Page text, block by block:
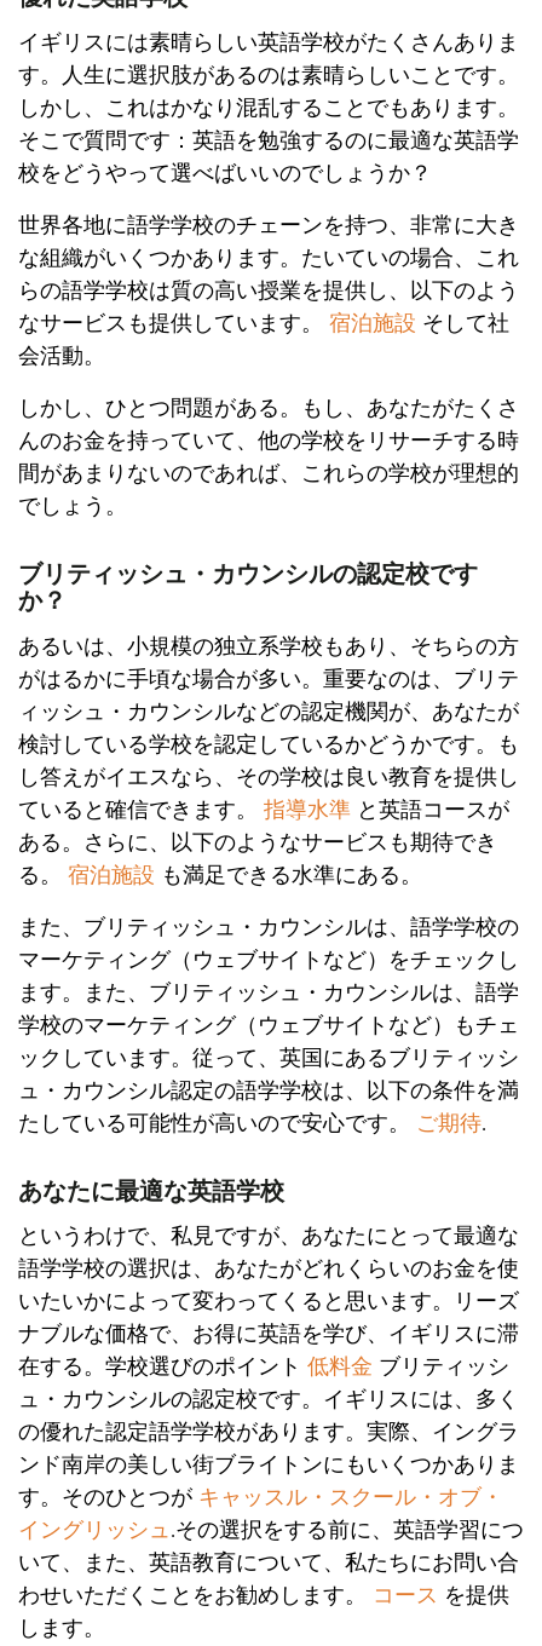
イギリスには素晴らしい英語学校がたくさんありま
す。人生に選択肢があるのは素晴らしいことです。
しかし、これはかなり混乱することでもあります。
そこで質問です：英語を勉強するのに最適な英語学
校をどうやって選べばいいのでしょうか？
世界各地に語学学校のチェーンを持つ、非常に大き
な組織がいくつかあります。たいていの場合、これ
らの語学学校は質の高い授業を提供し、以下のよう
なサービスも提供しています。 宿泊施設 そして社
会活動。
しかし、ひとつ問題がある。もし、あなたがたくさ
んのお金を持っていて、他の学校をリサーチする時
間があまりないのであれば、これらの学校が理想的
でしょう。
ブリティッシュ・カウンシルの認定校です
か？
あるいは、小規模の独立系学校もあり、そちらの方
がはるかに手頃な場合が多い。重要なのは、ブリテ
ィッシュ・カウンシルなどの認定機関が、あなたが
検討している学校を認定しているかどうかです。も
し答えがイエスなら、その学校は良い教育を提供し
ていると確信できます。 指導水準 と英語コースが
ある。さらに、以下のようなサービスも期待でき
る。 宿泊施設 も満足できる水準にある。
また、ブリティッシュ・カウンシルは、語学学校の
マーケティング（ウェブサイトなど）をチェックし
ます。また、ブリティッシュ・カウンシルは、語学
学校のマーケティング（ウェブサイトなど）もチェ
ックしています。従って、英国にあるブリティッシ
ュ・カウンシル認定の語学学校は、以下の条件を満
たしている可能性が高いので安心です。 ご期待.
あなたに最適な英語学校
というわけで、私見ですが、あなたにとって最適な
語学学校の選択は、あなたがどれくらいのお金を使
いたいかによって変わってくると思います。リーズ
ナブルな価格で、お得に英語を学び、イギリスに滞
在する。学校選びのポイント 低料金 ブリティッシ
ュ・カウンシルの認定校です。イギリスには、多く
の優れた認定語学学校があります。実際、イングラ
ンド南岸の美しい街ブライトンにもいくつかありま
す。そのひとつが キャッスル・スクール・オブ・
イングリッシュ.その選択をする前に、英語学習につ
いて、また、英語教育について、私たちにお問い合
わせいただくことをお勧めします。 コース を提供
します。